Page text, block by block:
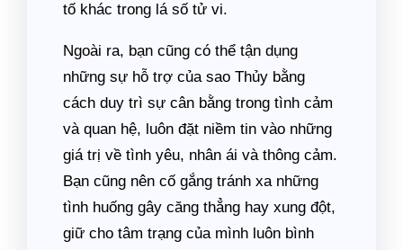
tố khác trong lá số tử vi.
Ngoài ra, bạn cũng có thể tận dụng
những sự hỗ trợ của sao Thủy bằng
cách duy trì sự cân bằng trong tình cảm
và quan hệ, luôn đặt niềm tin vào những
giá trị về tình yêu, nhân ái và thông cảm.
Bạn cũng nên cố gắng tránh xa những
tình huống gây căng thẳng hay xung đột,
giữ cho tâm trạng của mình luôn bình